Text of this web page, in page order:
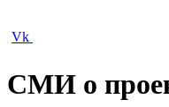
Vk
СМИ о